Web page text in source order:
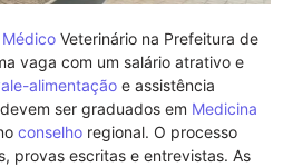
Médico Veterinário na Prefeitura de
vaga com um salário atrativo e
alimentação e assistência
ser graduados em Medicina
conselho regional. O processo
provas escritas e entrevistas. As